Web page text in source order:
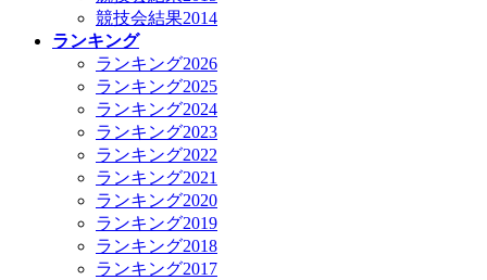
競技会結果2014
ランキング
ランキング2026
ランキング2025
ランキング2024
ランキング2023
ランキング2022
ランキング2021
ランキング2020
ランキング2019
ランキング2018
ランキング2017